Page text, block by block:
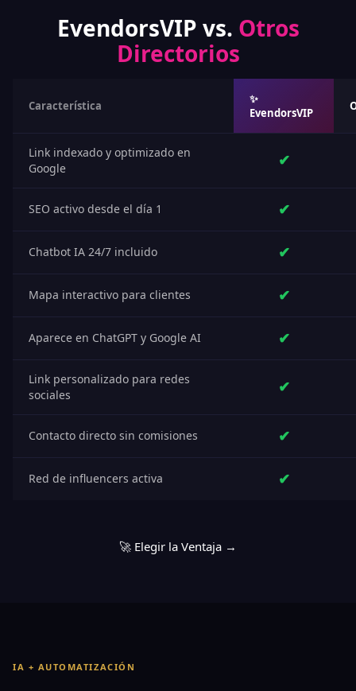
EvendorsVIP vs. Otros
Directorios
Característica
✨
EvendorsVIP
Link indexado y optimizado en
Google
✔
SEO activo desde el día 1 ✔
Chatbot IA 24/7 incluido ✔
Mapa interactivo para clientes ✔
Aparece en ChatGPT y Google AI ✔
Link personalizado para redes
sociales
✔
Contacto directo sin comisiones ✔
Red de influencers activa ✔
🚀 Elegir la Ventaja →
IA + AUTOMATIZACIÓN